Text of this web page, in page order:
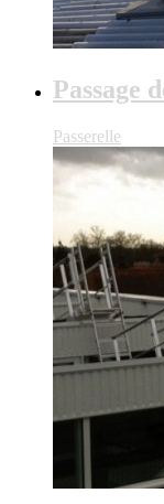
Passage
Passerelle